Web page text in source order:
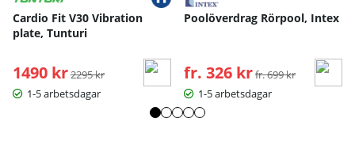
Cardio Fit V30 Vibration
plate, Tunturi
1490 kr Ordinarie pris:
2295 kr
1-5 arbetsdagar
Poolöverdrag Rörpool, Intex
fr. 326 kr Ordinarie pris:
fr. 699 kr
1-5 arbetsdagar